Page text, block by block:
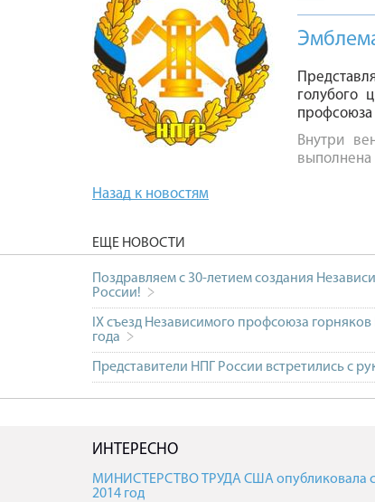
голубого
профсоюза
Внутри
выполнена
Назад к новостям
ЕЩЕ НОВОСТИ
Поздравляем с 30-летием создания
России!
IX съезд Независимого профсоюза
года
Представители НПГ России встретились с
ИНТЕРЕСНО
МИНИСТЕРСТВО ТРУДА США опубликовала
2014 год